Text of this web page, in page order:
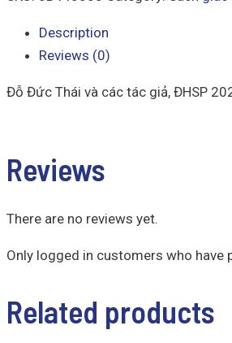
Description
Reviews (0)
Đỗ Đức Thái và các tác giả, ĐHSP
Reviews
There are no reviews yet.
Only logged in customers who have
Related products